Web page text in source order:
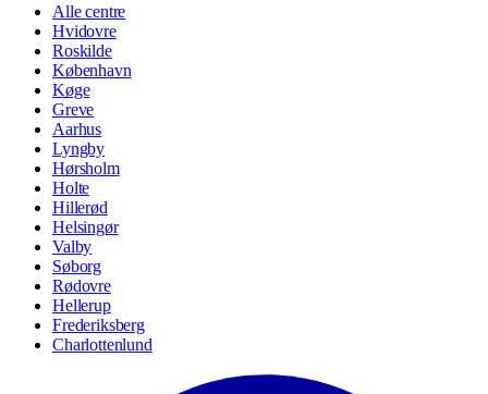
Alle centre
Hvidovre
Roskilde
København
Køge
Greve
Aarhus
Lyngby
Hørsholm
Holte
Hillerød
Helsingør
Valby
Søborg
Rødovre
Hellerup
Frederiksberg
Charlottenlund